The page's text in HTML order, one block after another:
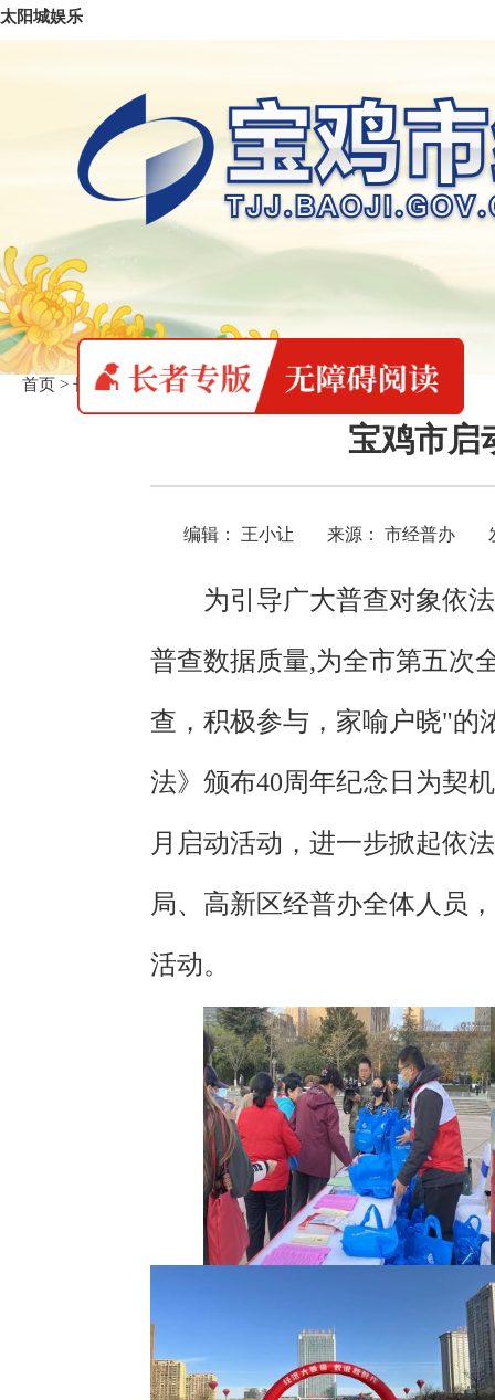
太阳城娱乐
首页 > 长者专版>统计要闻
宝鸡市启
编辑： 王小让 来源： 市经普办
为引导广大普查对象依
普查数据质量,为全市第五次
查，积极参与，家喻户晓"的
法》颁布40周年纪念日为契
月启动活动，进一步掀起依
局、高新区经普办全体人员
活动。